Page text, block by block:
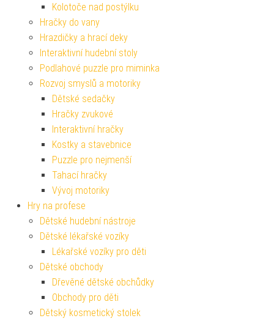
Kolotoče nad postýlku
Hračky do vany
Hrazdičky a hrací deky
Interaktivní hudební stoly
Podlahové puzzle pro miminka
Rozvoj smyslů a motoriky
Dětské sedačky
Hračky zvukové
Interaktivní hračky
Kostky a stavebnice
Puzzle pro nejmenší
Tahací hračky
Vývoj motoriky
Hry na profese
Dětské hudební nástroje
Dětské lékařské vozíky
Lékařské vozíky pro děti
Dětské obchody
Dřevěné dětské obchůdky
Obchody pro děti
Dětský kosmetický stolek